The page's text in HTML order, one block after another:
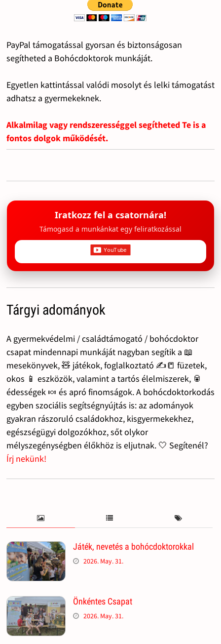
PayPal támogatással gyorsan és biztonságosan
segítheted a Bohócdoktorok munkáját.
Egyetlen kattintással valódi mosolyt és lelki támogatást
adhatsz a gyermekeknek.
Alkalmilag vagy rendszerességgel segítheted Te is a
fontos dolgok működését.
Iratkozz fel a csatornára!
Támogasd a munkánkat egy feliratkozással
Tárgyi adományok
A gyermekvédelmi / családtámogató / bohócdoktor
csapat mindennapi munkáját nagyban segítik a 📖
mesekönyvek, 🧸 játékok, foglalkoztató ✍️📒 füzetek,
okos 📱 eszközök, valamint a tartós élelmiszerek, 🥫
édességek 🍬 és apró finomságok. A bohócdoktorkodás
egyben szociális segítségnyújtás is: az adományok
gyakran rászoruló családokhoz, kisgyermekekhez,
egészségügyi dolgozókhoz, sőt olykor
mélyszegénységben élőkhöz is eljutnak. 🤍 Segítenél?
Írj nekünk!
Játék, nevetés a bohócdoktorokkal
2026. May. 31.
Önkéntes Csapat
2026. May. 31.